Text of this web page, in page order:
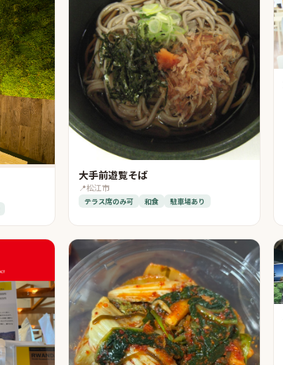
大手前遊覧そば
📍松江市
テラス席のみ可 和食 駐車場あり